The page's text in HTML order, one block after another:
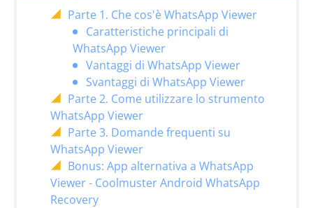
Parte 1. Che cos'è WhatsApp Viewer
Caratteristiche principali di
WhatsApp Viewer
Vantaggi di WhatsApp Viewer
Svantaggi di WhatsApp Viewer
Parte 2. Come utilizzare lo strumento
WhatsApp Viewer
Parte 3. Domande frequenti su
WhatsApp Viewer
Bonus: App alternativa a WhatsApp
Viewer - Coolmuster Android WhatsApp
Recovery